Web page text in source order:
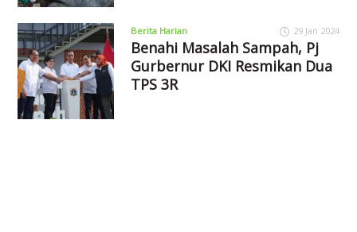
Berita Harian 29 Jan 2024
Benahi Masalah Sampah, Pj
Gurbernur DKI Resmikan Dua
TPS 3R